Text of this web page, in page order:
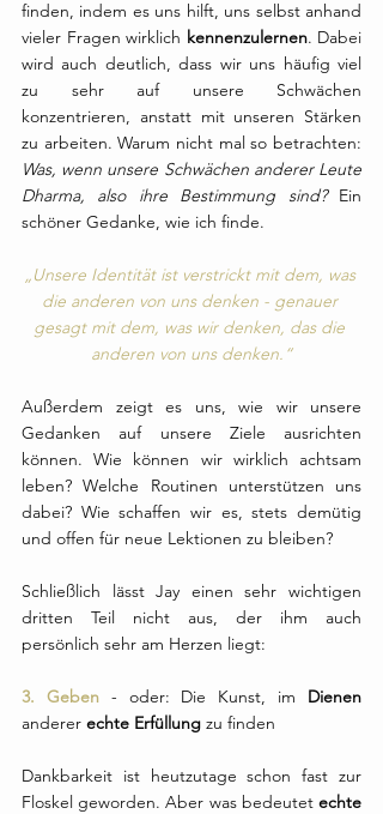
finden, indem es uns hilft, uns selbst anhand
vieler Fragen wirklich kennenzulernen. Dabei
wird auch deutlich, dass wir uns häufig viel
zu sehr auf unsere Schwächen
konzentrieren, anstatt mit unseren Stärken
Was, wenn unsere Schwächen anderer Leute
Dharma, also ihre Bestimmung sind? Ein
schöner Gedanke, wie ich finde.
„Unsere Identität ist verstrickt mit dem, was
die anderen von uns denken - genauer
gesagt mit dem, was wir denken, das die
anderen von uns denken.“
Außerdem zeigt es uns, wie wir unsere
Gedanken auf unsere Ziele ausrichten
können. Wie können wir wirklich achtsam
leben? Welche Routinen unterstützen uns
dabei? Wie schaffen wir es, stets demütig
und offen für neue Lektionen zu bleiben?
Schließlich lässt Jay einen sehr wichtigen
dritten Teil nicht aus, der ihm auch
persönlich sehr am Herzen liegt:
3. Geben - oder: Die Kunst, im Dienen
anderer echte Erfüllung zu finden
Dankbarkeit ist heutzutage schon fast zur
Floskel geworden. Aber was bedeutet echte